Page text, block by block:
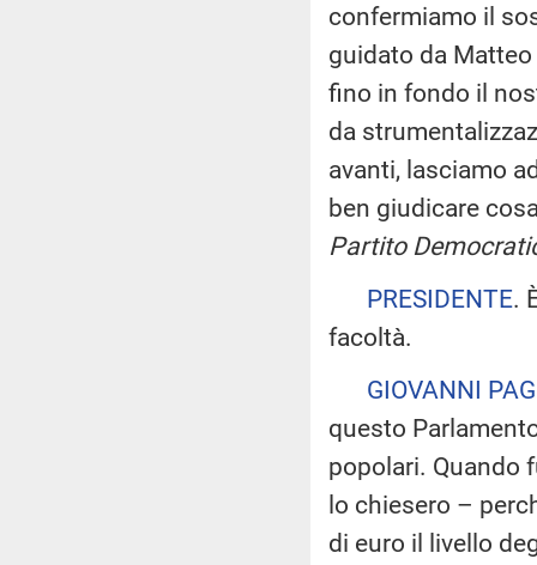
confermiamo il
guidato da
fino in fondo il
da
avanti, lasciamo
ben giudicare
Partito
PRESIDENTE.
facoltà.
GIOVANNI
questo
popolari. Quando
lo chiesero –
di euro il livello